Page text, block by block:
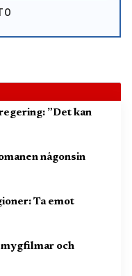
”Det kan
någonsin
Ta emot
och